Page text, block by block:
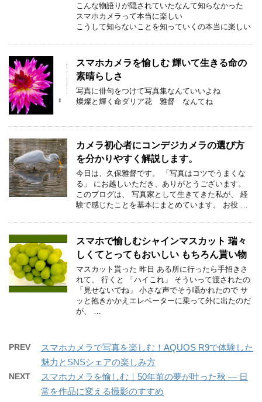
こんな物語りが隠されていたなんて知らなかった
スマホカメラって本当に楽しい
こうして知らないことを知っていくの本当に楽しい
スマホカメラを愉しむ 輝いて生きる命の
素晴らしさ
写真に俳句をつけて写真集なんていいよね
燦燦と輝く命ダリア花 雅督 なんてね
カメラ初心者にコンデジカメラの選び方
を分かりやすく解説します。
今日は、久保雅督です。 「写真はコツでうまくな
る」 にお越しいただき、ありがとうございます。
このブログは、 写真家として生きてきた私が、 経
験で感じたことを基本にまとめています。 お役 …
スマホで愉しむシャインマスカット 瑞々
しくてとってもおいしい もちろん貰い物
マスカット貰った 昨日 ある所に行ったら手招きさ
れて、 行くと 「ハイこれ」 そういって渡されたの
「見せないでね」 小さな声でそう囁かれたので サ
ッと抱きかかえエレベーターに乗って外に出たのだ
が、 …
PREV
スマホカメラで写真を楽しむ！AQUOS R9で体験した
魅力とSNSシェアの楽しみ方
NEXT
スマホカメラを愉しむ｜50年前の夢が叶った秋 ― 日
常を作品に変える撮影のすすめ